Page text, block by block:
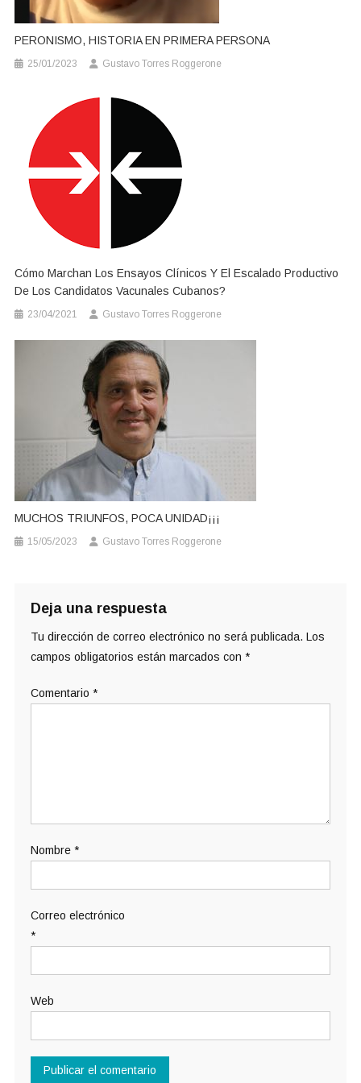
PERONISMO, HISTORIA EN PRIMERA PERSONA
25/01/2023 Gustavo Torres Roggerone
Cómo Marchan Los Ensayos Clínicos Y El Escalado Productivo
De Los Candidatos Vacunales Cubanos?
23/04/2021 Gustavo Torres Roggerone
MUCHOS TRIUNFOS, POCA UNIDAD¡¡¡
15/05/2023 Gustavo Torres Roggerone
Deja una respuesta
Tu dirección de correo electrónico no será publicada. Los
campos obligatorios están marcados con *
Comentario *
Nombre *
Correo electrónico
*
Web